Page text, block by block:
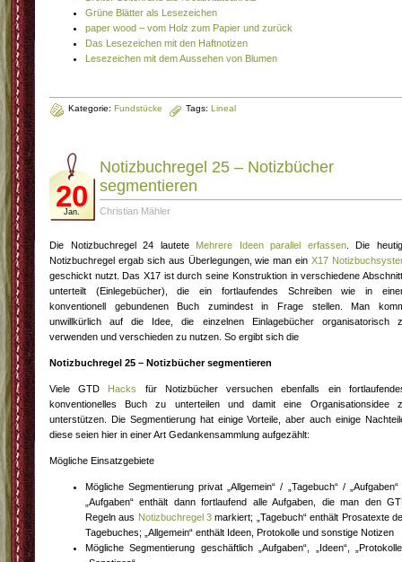
Grüne Blätter als Lesezeichen
paper wood – vom Holz zum Papier und zurück
Das Lesezeichen mit den Haftnotizen
Lesezeichen mit dem Aussehen von Blumen
Kategorie: Fundstücke Tags: Lineal
20
Jan.
Notizbuchregel 25 – Notizbücher
segmentieren
Christian Mähler
Die Notizbuchregel 24 lautete Mehrere Ideen parallel erfassen. Die
Notizbuchregel ergab sich aus Überlegungen, wie man einX17
geschickt nutzt. Das X17 ist durch seine Konstruktion in verschiedene
unterteilt (Einlegebücher), die ein fortlaufendes Schreiben wie in
konventionell gebundenen Buch zumindest in Frage stellen. Man
unwillkürlich auf die Idee, die einzelnen Einlagebücher organisatorisch
verwenden und verschieden zu nutzen. So ergibt sich die
Notizbuchregel 25 – Notizbücher segmentieren
Viele GTD Hacks
für Notizbücher versuchen ebenfalls ein
konventionelles Buch zu unterteilen und damit eine Organisationsidee
unterstützen. Die Segmentierung hat einige Vorteile, aber auch einige
diese seien hier in einer Art Gedankensammlung aufgezählt:
Mögliche Einsatzgebiete
Mögliche Segmentierung privat „Allgemein“ / „Tagebuch“ / „Aufgaben“
„Aufgaben“ enthält dann fortlaufend alle Aufgaben, die man den
Regeln aus Notizbuchregel 3 markiert; „Tagebuch“ enthält Prosatexte
Tagebuches; „Allgemein“ enthält Ideen, Protokolle und sonstige Notizen
Mögliche Segmentierung geschäftlich „Aufgaben“, „Ideen“,